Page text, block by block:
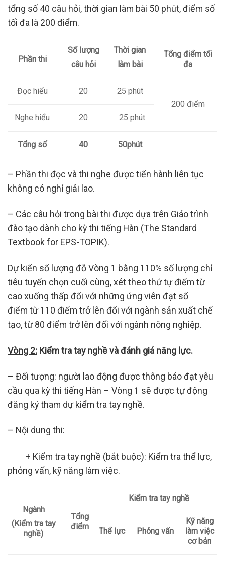
tổng số 40 câu hỏi, thời gian làm bài 50 phút, điểm số
tối đa là 200 điểm.
Phần thi
Số lượng
câu hỏi
Thời gian
làm bài
Tổng điểm tối
đa
Đọc hiểu 20
25 phút
200 điểm
Nghe hiểu
20 25 phút
Tổng số 40 50phút
– Phần thi đọc và thi nghe được tiến hành liên tục
không có nghỉ giải lao.
– Các câu hỏi trong bài thi được dựa trên Giáo trình
đào tạo dành cho kỳ thi tiếng Hàn (The Standard
Textbook for EPS-TOPIK).
Dự kiến số lượng đỗ Vòng 1 bằng 110% số lượng chỉ
tiêu tuyển chọn cuối cùng, xét theo thứ tự điểm từ
cao xuống thấp đối với những ứng viên đạt số
điểm từ 110 điểm trở lên đối với ngành sản xuất chế
tạo, từ 80 điểm trở lên đối với ngành nông nghiệp.
Vòng 2: Kiểm tra tay nghề và đánh giá năng lực.
– Đối tượng: người lao động được thông báo đạt yêu
cầu qua kỳ thi tiếng Hàn – Vòng 1 sẽ được tự động
đăng ký tham dự kiểm tra tay nghề.
– Nội dung thi:
+ Kiểm tra tay nghề (bắt buộc): Kiểm tra thể lực,
phỏng vấn, kỹ năng làm việc.
Ngành
(Kiểm tra tay
nghề)
Tổng
điểm
Kiểm tra tay nghề
Thể lực Phỏng vấn
Kỹ năng
làm việc
cơ bản